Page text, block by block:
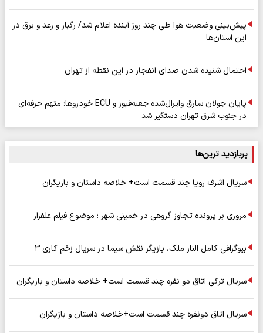
پیش‌بینی وضعیت هوا طی چند روز آینده اعلام شد/ رگبار و رعد و برق در
این استان‌ها
احتمال شنیده شدن صدای انفجار در این نقطه از تهران
پایان جولان سارق وایرال‌شده جعبه‌فیوز و ECU خودروها؛ متهم حرفه‌ای
در جنوب شرق تهران دستگیر شد
پربازدید ترین‌ها
سریال اشرف رویا چند قسمت است+ خلاصه داستان و بازیگران
مروری بر پرونده تجاوز گروهی در خمینی شهر ؛ موضوع فیلم علفزار
بیوگرافی کامل الناز ملک، بازیگر نقش سیما در سریال زخم کاری ۳
سریال ترکی اتاق دو نفره چند قسمت است+ خلاصه داستان و بازیگران
سریال اتاق دونفره چند قسمت است+خلاصه داستان و بازیگران